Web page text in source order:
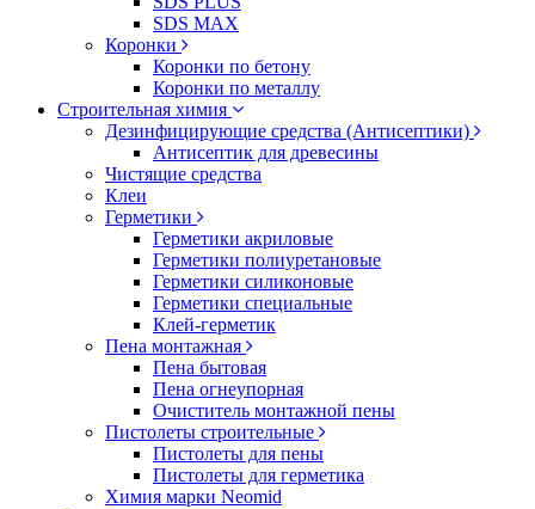
SDS MAX
Коронки
Коронки по бетону
Коронки по металлу
Строительная химия
Дезинфицирующие средства (Антисептики)
Антисептик для древесины
Чистящие средства
Клеи
Герметики
Герметики акриловые
Герметики полиуретановые
Герметики силиконовые
Герметики специальные
Клей-герметик
Пена монтажная
Пена бытовая
Пена огнеупорная
Очиститель монтажной пены
Пистолеты строительные
Пистолеты для пены
Пистолеты для герметика
Химия марки Neomid